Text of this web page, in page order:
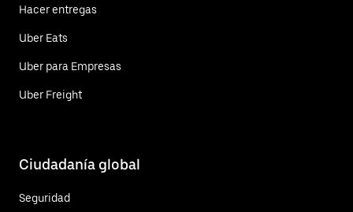
Hacer entregas
Uber Eats
Uber para Empresas
Uber Freight
Ciudadanía global
Seguridad